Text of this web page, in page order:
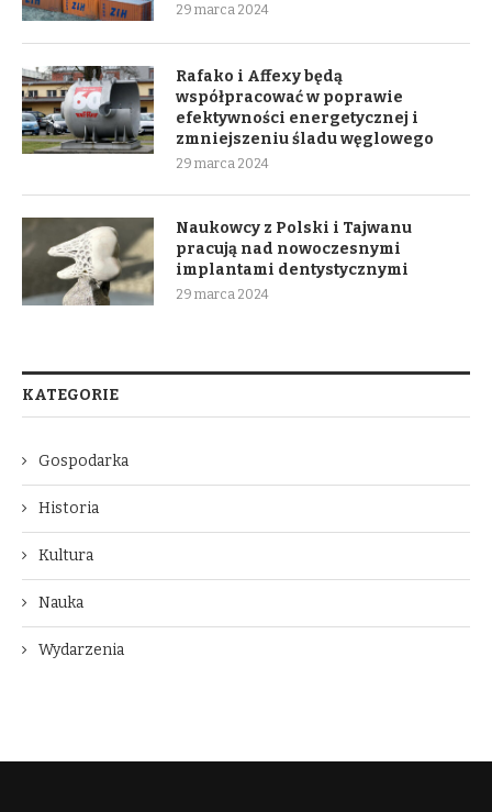
29 marca 2024
Rafako i Affexy będą
współpracować w poprawie
efektywności energetycznej i
zmniejszeniu śladu węglowego
29 marca 2024
Naukowcy z Polski i Tajwanu
pracują nad nowoczesnymi
implantami dentystycznymi
29 marca 2024
KATEGORIE
Gospodarka
Historia
Kultura
Nauka
Wydarzenia